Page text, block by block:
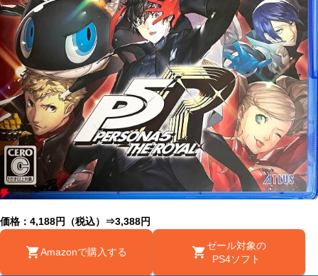
価格：4,188円（税込）⇒3,388円
Amazonで購入する
ゼール対象の
PS4ソフト